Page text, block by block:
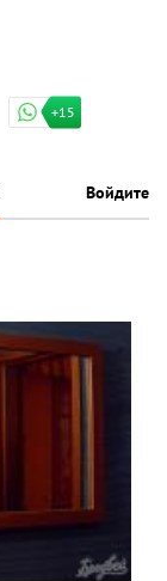
+15
Войдите